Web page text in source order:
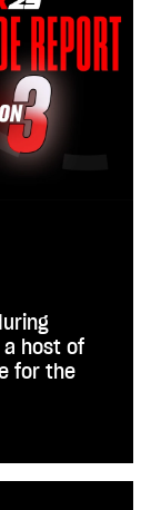
a host of
for the